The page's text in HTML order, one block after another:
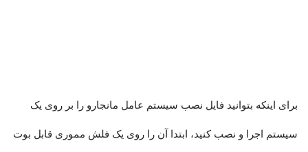
برای اینکه بتوانید فایل نصب سیستم عامل مانجارو را بر روی یک
سیستم اجرا و نصب کنید، ابتدا آن را روی یک فلش مموری قابل بوت